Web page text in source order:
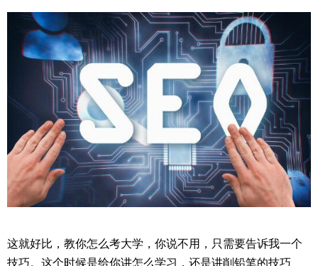
这就好比，教你怎么考大学，你说不用，只需要告诉我一个
技巧。这个时候是给你讲怎么学习，还是讲削铅笔的技巧